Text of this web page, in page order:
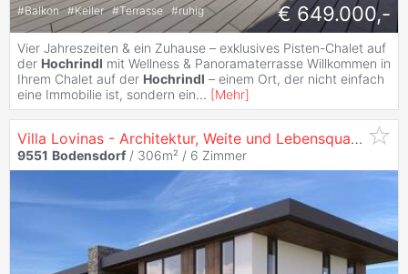
#Balkon #Keller #Terrasse #ruhig € 649.000,-
Vier Jahreszeiten & ein Zuhause – exklusives Pisten-Chalet auf
der Hochrindl mit Wellness & Panoramaterrasse Willkommen in
Ihrem Chalet auf der Hochrindl – einem Ort, der nicht einfach
eine Immobilie ist, sondern ein... [Mehr]
Villa Lovinas - Architektur, Weite und Lebensqualität Über dem Ossiacher See
9551 Bodensdorf / 306m² / 6 Zimmer